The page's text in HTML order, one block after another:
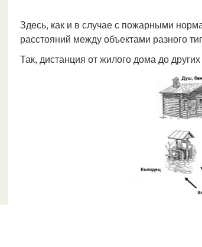
Здесь, как и в случае с пожарными
расстояний между объектами разного
Так, дистанция от жилого дома до